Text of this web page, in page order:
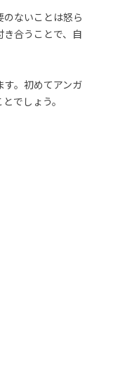
ないことは怒ら
合うことで、自
す。初めてアンガ
でしょう。